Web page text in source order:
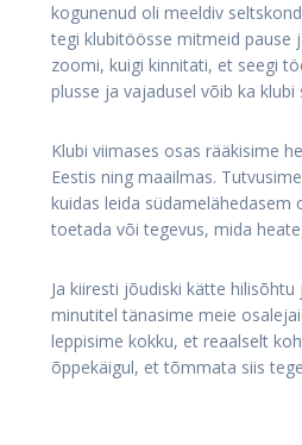
kogunenud oli meeldiv
tegi klubitöösse mitmeid pause
zoomi, kuigi kinnitati, et seegi
plusse ja vajadusel võib ka klubi
Klubi viimases osas rääkisime
Eestis ning maailmas.
kuidas leida südamelähedasem
toetada või tegevus, mida
Ja kiiresti jõudiski kätte hilisõhtu
minutitel tänasime meie
leppisime kokku, et reaalselt
õppekäigul, et tõmmata siis